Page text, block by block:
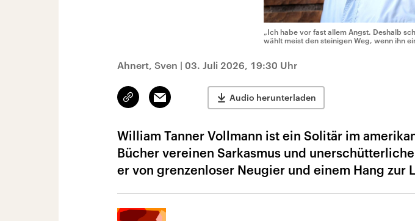
„Ich habe vor fast allem Angst. Deshalb
wählt meist den steinigen Weg, wenn ihn
Ahnert, Sven | 03. Juli 2026, 19:30 Uhr
Link
kopieren/teilen
Email Audio herunterladen
William Tanner Vollmann ist ein Solitär im
Bücher vereinen Sarkasmus und
er von grenzenloser Neugier und einem Hang zur